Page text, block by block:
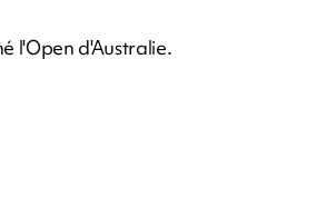
l'Open d'Australie.